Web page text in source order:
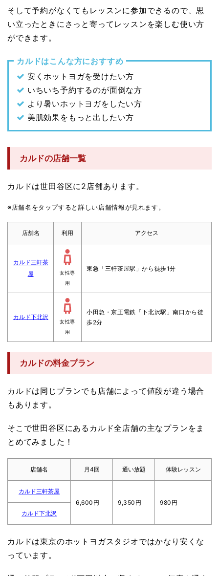
そして予約がなくてもレッスンに参加できるので、思
い立ったときにさっと寄ってレッスンを楽しむ使い方
ができます。
カルドはこんな方におすすめ
安くホットヨガを受けたい方
いちいち予約するのが面倒な方
より暑いホットヨガをしたい方
美肌効果をもっと出したい方
カルドの店舗一覧
カルドは世田谷区に2店舗あります。
※店舗名をタップすると詳しい店舗情報が見れます。
店舗名 利用 アクセス
カルド三軒茶
屋
女性専
用
東急「三軒茶屋駅」から徒歩1分
カルド下北沢
女性専
用
小田急・京王電鉄「下北沢駅」南口から徒
歩2分
カルドの料金プラン
カルドは同じプランでも店舗によって値段が違う場合
もあります。
そこで世田谷区にあるカルド全店舗の主なプランをま
とめてみました！
店舗名 月4回 通い放題 体験レッスン
カルド三軒茶屋
6,600円
9,350円
980円
カルド下北沢
カルドは東京のホットヨガスタジオではかなり安くな
っています。